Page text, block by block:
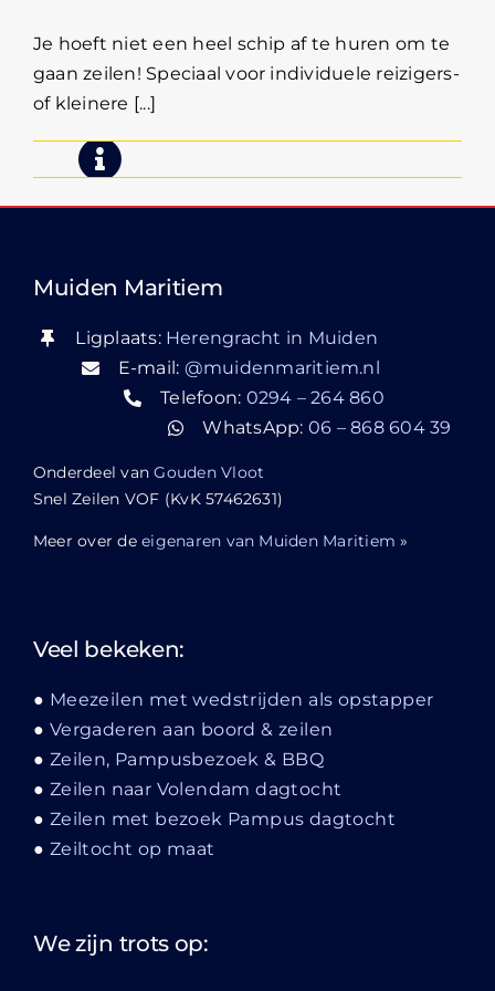
Je hoeft niet een heel schip af te huren om te
gaan zeilen! Speciaal voor individuele reizigers-
of kleinere [...]
Muiden Maritiem
Ligplaats: Herengracht in Muiden
E-mail: @muidenmaritiem.nl
Telefoon: 0294 – 264 860
WhatsApp: 06 – 868 604 39
Onderdeel vanGouden Vloot
Snel Zeilen VOF (KvK 57462631)
Meer over deeigenaren van Muiden Maritiem »
Veel bekeken:
Meezeilen met wedstrijden als opstapper
Vergaderen aan boord & zeilen
Zeilen, Pampusbezoek & BBQ
Zeilen naar Volendam dagtocht
Zeilen met bezoek Pampus dagtocht
Zeiltocht op maat
We zijn trots op: